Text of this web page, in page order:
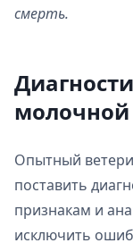
смерть.
Опытный
поставить
признакам и
исключить